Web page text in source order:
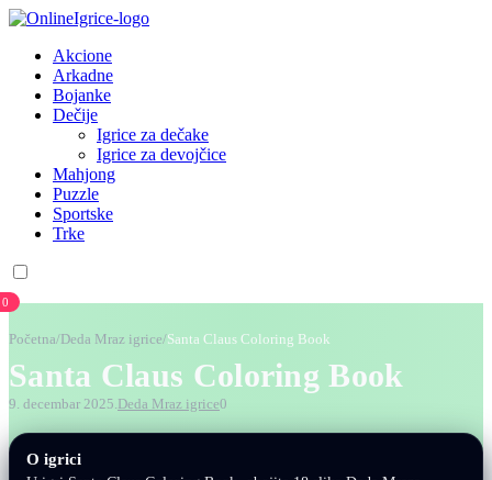
Akcione
Arkadne
Bojanke
Dečije
Igrice za dečake
Igrice za devojčice
Mahjong
Puzzle
Sportske
Trke
0
Početna/ Deda Mraz igrice/Santa Claus Coloring Book
Santa Claus Coloring Book
9. decembar 2025.Deda Mraz igrice0
O igrici